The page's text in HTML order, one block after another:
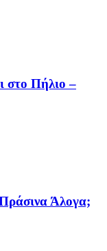
στο Πήλιο –
Άλογα;